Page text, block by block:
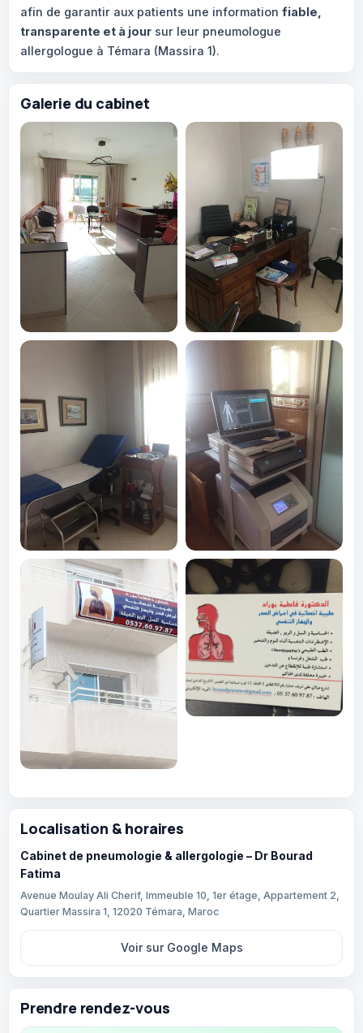
afin de garantir aux patients une information fiable,
transparente et à jour sur leur pneumologue
allergologue à Témara (Massira 1).
Galerie du cabinet
Localisation & horaires
Cabinet de pneumologie & allergologie – Dr Bourad
Fatima
Avenue Moulay Ali Cherif, Immeuble 10, 1er étage, Appartement 2,
Quartier Massira 1, 12020 Témara, Maroc
Voir sur Google Maps
Prendre rendez-vous